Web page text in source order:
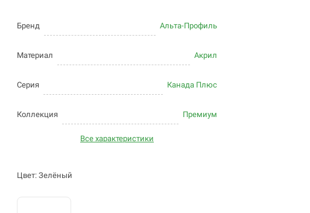
Бренд Альта-Профиль
Материал Акрил
Серия Канада Плюс
Коллекция Премиум
Все характеристики
Цвет: Зелёный